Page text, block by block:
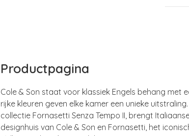
Productpagina
Cole & Son staat voor klassiek Engels behang met
rijke kleuren geven elke kamer een unieke uitstraling.
collectie Fornasetti Senza Tempo II, brengt
designhuis van Cole & Son en Fornasetti, het